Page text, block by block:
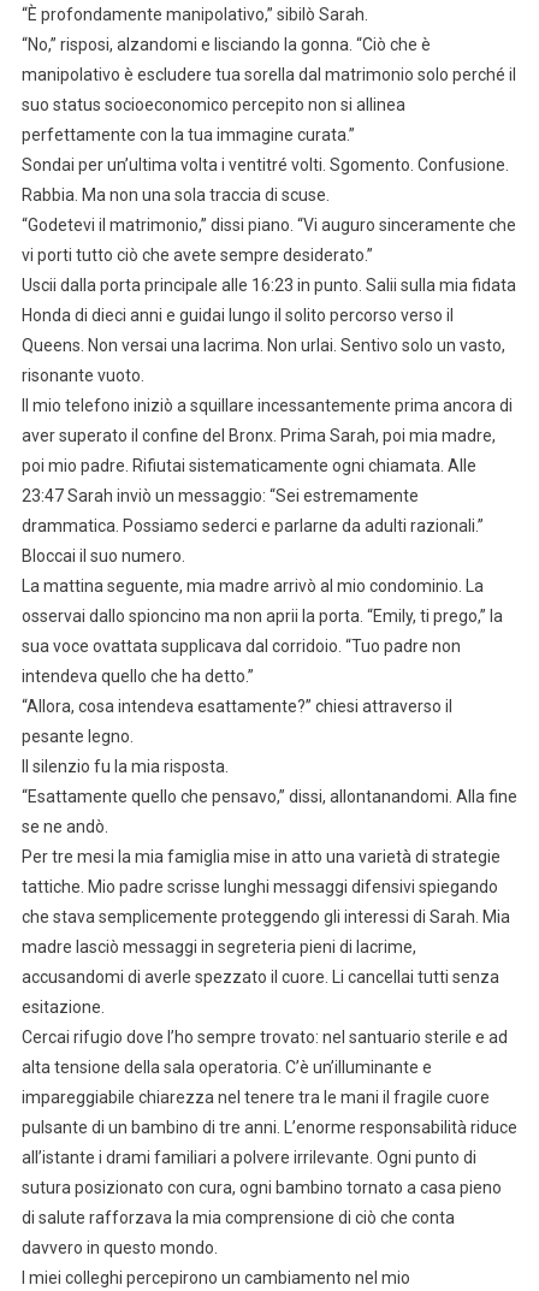
“È profondamente manipolativo,” sibilò Sarah.
“No,” risposi, alzandomi e lisciando la gonna. “Ciò che è
manipolativo è escludere tua sorella dal matrimonio solo perché il
suo status socioeconomico percepito non si allinea
perfettamente con la tua immagine curata.”
Sondai per un’ultima volta i ventitré volti. Sgomento. Confusione.
Rabbia. Ma non una sola traccia di scuse.
“Godetevi il matrimonio,” dissi piano. “Vi auguro sinceramente che
vi porti tutto ciò che avete sempre desiderato.”
Uscii dalla porta principale alle 16:23 in punto. Salii sulla mia fidata
Honda di dieci anni e guidai lungo il solito percorso verso il
Queens. Non versai una lacrima. Non urlai. Sentivo solo un vasto,
risonante vuoto.
Il mio telefono iniziò a squillare incessantemente prima ancora di
aver superato il confine del Bronx. Prima Sarah, poi mia madre,
poi mio padre. Rifiutai sistematicamente ogni chiamata. Alle
23:47 Sarah inviò un messaggio: “Sei estremamente
drammatica. Possiamo sederci e parlarne da adulti razionali.”
Bloccai il suo numero.
La mattina seguente, mia madre arrivò al mio condominio. La
osservai dallo spioncino ma non aprii la porta. “Emily, ti prego,” la
sua voce ovattata supplicava dal corridoio. “Tuo padre non
intendeva quello che ha detto.”
“Allora, cosa intendeva esattamente?” chiesi attraverso il
pesante legno.
Il silenzio fu la mia risposta.
“Esattamente quello che pensavo,” dissi, allontanandomi. Alla fine
se ne andò.
Per tre mesi la mia famiglia mise in atto una varietà di strategie
tattiche. Mio padre scrisse lunghi messaggi difensivi spiegando
che stava semplicemente proteggendo gli interessi di Sarah. Mia
madre lasciò messaggi in segreteria pieni di lacrime,
accusandomi di averle spezzato il cuore. Li cancellai tutti senza
esitazione.
Cercai rifugio dove l’ho sempre trovato: nel santuario sterile e ad
alta tensione della sala operatoria. C’è un’illuminante e
impareggiabile chiarezza nel tenere tra le mani il fragile cuore
pulsante di un bambino di tre anni. L’enorme responsabilità riduce
all’istante i drami familiari a polvere irrilevante. Ogni punto di
sutura posizionato con cura, ogni bambino tornato a casa pieno
di salute rafforzava la mia comprensione di ciò che conta
davvero in questo mondo.
I miei colleghi percepirono un cambiamento nel mio